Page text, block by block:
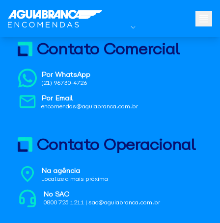
Contato Comercial
Por WhatsApp
(21) 96730-4726
Por Email
encomendas@aguiabranca.com.br
Contato Operacional
Na agência
Localize a mais próxima
No SAC
0800 725 1211 | sac@aguiabranca.com.br